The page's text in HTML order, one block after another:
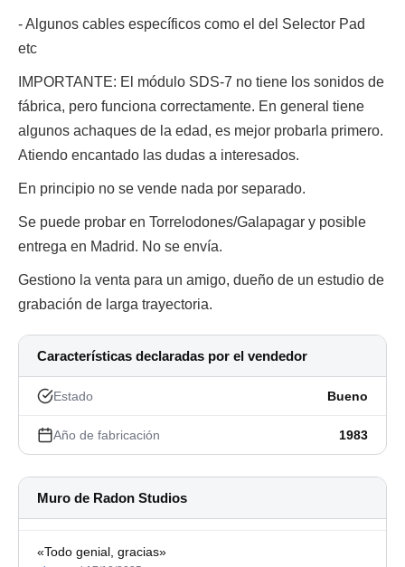
- Algunos cables específicos como el del Selector Pad
etc
IMPORTANTE: El módulo SDS-7 no tiene los sonidos de
fábrica, pero funciona correctamente. En general tiene
algunos achaques de la edad, es mejor probarla primero.
Atiendo encantado las dudas a interesados.
En principio no se vende nada por separado.
Se puede probar en Torrelodones/Galapagar y posible
entrega en Madrid. No se envía.
Gestiono la venta para un amigo, dueño de un estudio de
grabación de larga trayectoria.
Características declaradas por el vendedor
Estado Bueno
Año de fabricación 1983
Muro de Radon Studios
«Todo genial, gracias»